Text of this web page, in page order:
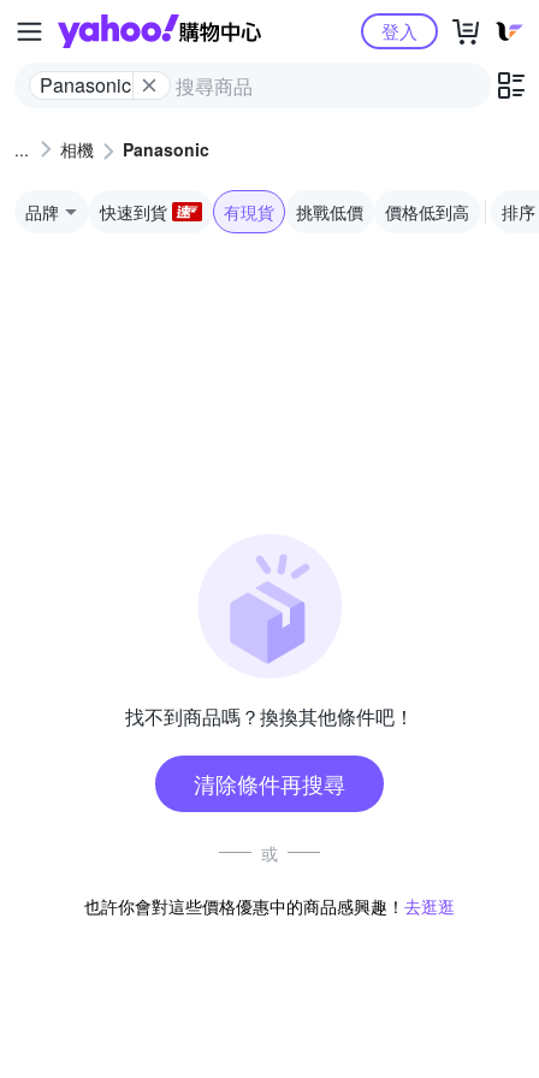
Yahoo購物中心
Panasonic
登入
相機 Panasonic
品牌 快速到貨 有現貨 挑戰低價 價格低到高 排序
找不到商品嗎？換換其他條件吧！
清除條件再搜尋
或
也許你會對這些價格優惠中的商品感興趣！ 去逛逛